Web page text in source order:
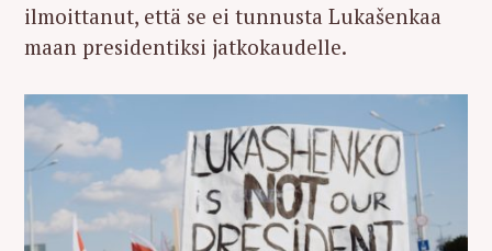
ilmoittanut, että se ei tunnusta Lukašenkaa
maan presidentiksi jatkokaudelle.